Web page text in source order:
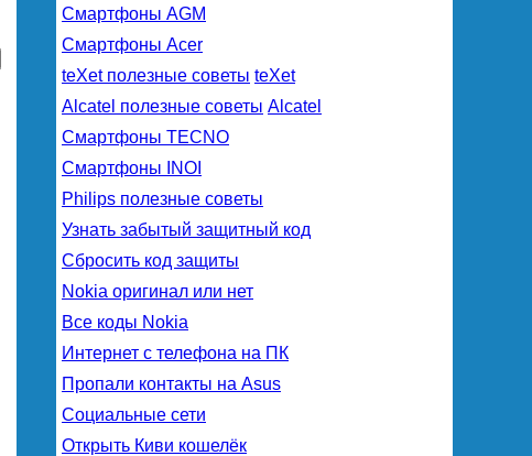
Смартфоны AGM
Смартфоны Acer
teXet полезные советы teXet
Alcatel полезные советы Alcatel
Смартфоны TECNO
Смартфоны INOI
Philips полезные советы
Узнать забытый защитный код
Сбросить код защиты
Nokia оригинал или нет
Все коды Nokia
Интернет с телефона на ПК
Пропали контакты на Asus
Социальные сети
Открыть Киви кошелёк